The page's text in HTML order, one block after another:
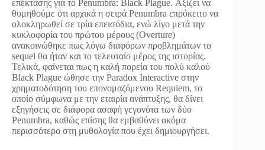
επέκτασης για το Penumbra: Black Plague. Αξίζει να
θυμηθούμε ότι αρχικά η σειρά Penumbra επρόκειτο να
ολοκληρωθεί σε τρία επεισόδια, ενώ λίγο μετά την
κυκλοφορία του πρώτου μέρους (Overture)
ανακοινώθηκε πως λόγω διαφόρων προβλημάτων το
sequel θα ήταν και το τελευταίο μέρος της ιστορίας.
Τελικά, φαίνεται πως η καλή πορεία του πολύ καλού
Black Plague ώθησε την Paradox Interactive στην
χρηματοδότηση του επονομαζόμενου Requiem, το
οποίο σύμφωνα με την εταιρία ανάπτυξης, θα δίνει
εξηγήσεις σε διάφορα ασαφή γεγονότα των δύο
Penumbra, καθώς επίσης θα εμβαθύνει ακόμα
περισσότερο στη μυθολογία που έχει δημιουργήσει.